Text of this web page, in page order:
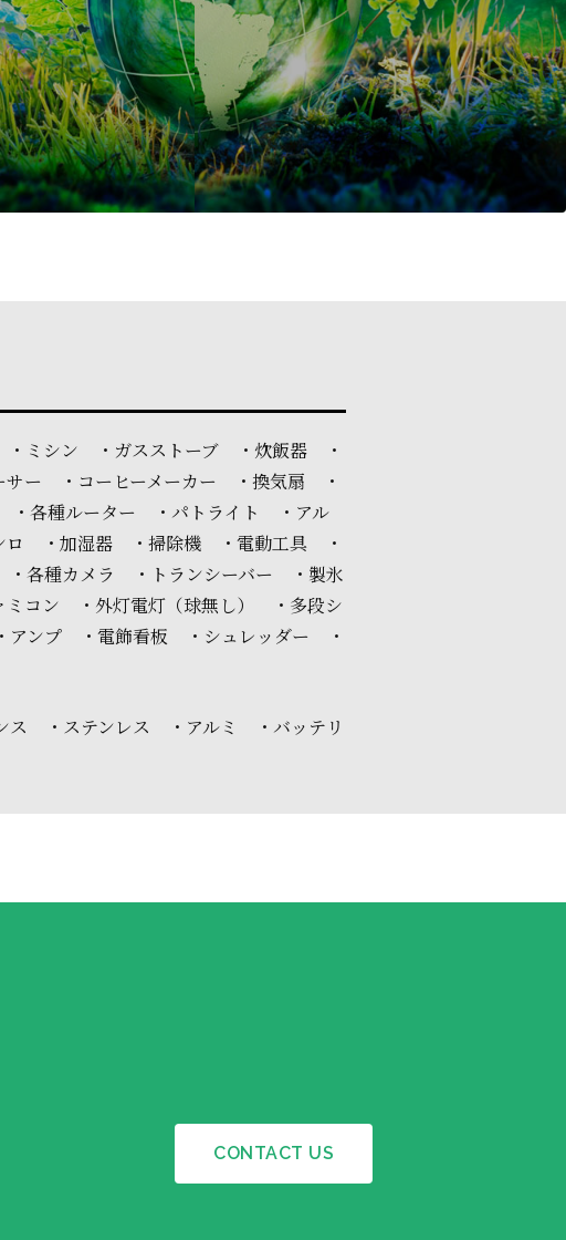
ミシン ・ガスストーブ ・炊飯器 ・
ー ・コーヒーメーカー ・換気扇 ・
各種ルーター ・パトライト ・アル
ロ ・加湿器 ・掃除機 ・電動工具 ・
各種カメラ ・トランシーバー ・製氷
ン ・外灯電灯（球無し） ・多段シ
アンプ ・電飾看板 ・シュレッダー ・
・ステンレス ・アルミ ・バッテリ
CONTACT US